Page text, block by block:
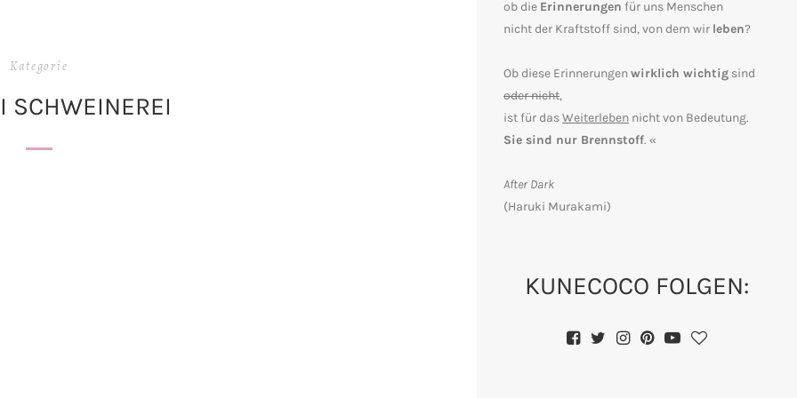
Kategorie
SCHWEINEREI
ob die Erinnerungen für uns Menschen
nicht der Kraftstoff sind, von dem wir leben?
Ob diese Erinnerungenwirklich wichtig sind
oder nicht,
ist für dasWeiterleben nicht von Bedeutung.
Sie sind nur Brennstoff. «
After Dark
(Haruki Murakami)
KUNECOCO FOLGEN: